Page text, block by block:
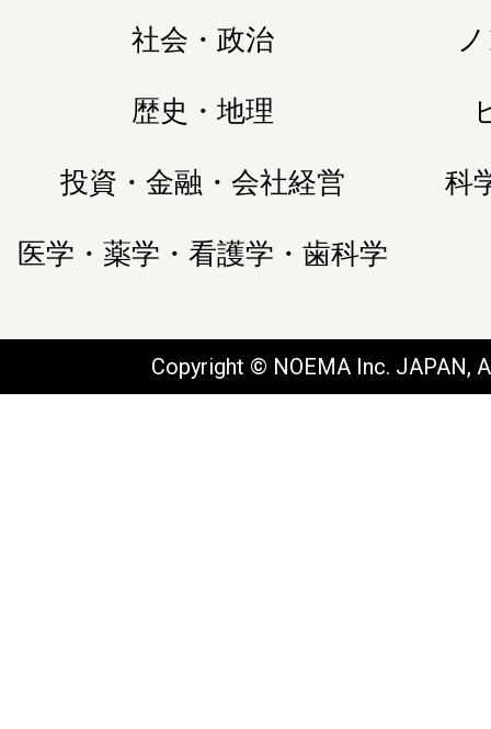
社会・政治
歴史・地理
投資・金融・会社経営 科
医学・薬学・看護学・歯科学
Copyright © NOEMA Inc. JAPAN,